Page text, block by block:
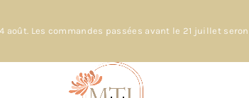
Les commandes passées avant le 21 juillet